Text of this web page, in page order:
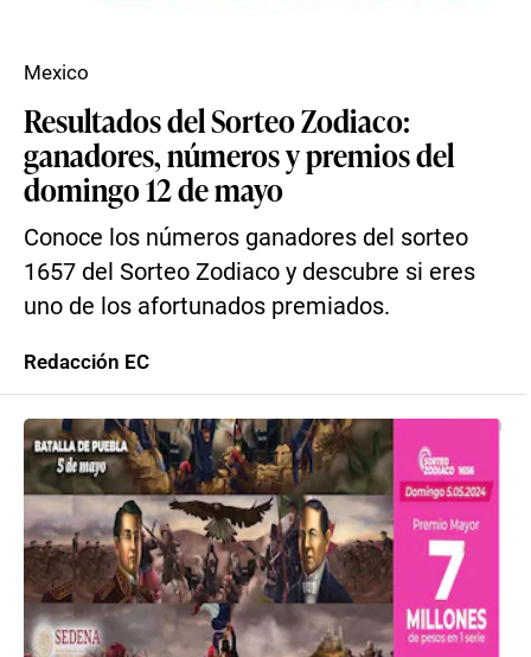
Resultados del Sorteo Zodiaco:
ganadores, números y premios del
domingo 12 de mayo
Conoce los números ganadores del sorteo
1657 del Sorteo Zodiaco y descubre si eres
uno de los afortunados premiados.
Mexico
Redacción EC